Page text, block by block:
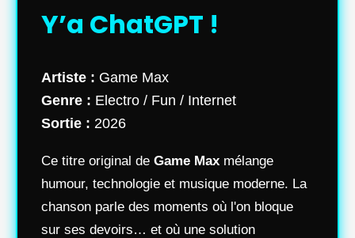
Y’a ChatGPT !
Artiste : Game Max
Genre : Electro / Fun / Internet
Sortie : 2026
Ce titre original de Game Max mélange
humour, technologie et musique moderne. La
chanson parle des moments où l'on bloque
sur ses devoirs… et où une solution